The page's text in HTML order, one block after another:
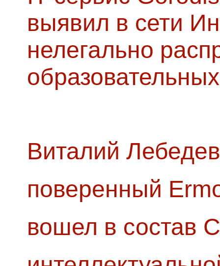
выявил в сети
нелегально
Виталий
поверенный
вошел в состав